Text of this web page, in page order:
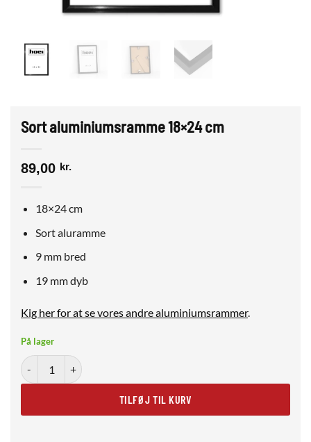
Sort aluminiumsramme 18×24 cm
89,00 kr.
18×24 cm
Sort aluramme
9 mm bred
19 mm dyb
Kig her for at se vores andre aluminiumsrammer.
På lager
Sort aluminiumsramme 18x24 cm antal
TILFØJ TIL KURV